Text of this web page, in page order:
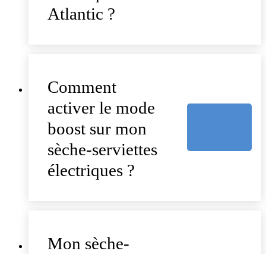
Atlantic ?
Comment
activer le mode
boost sur mon
sèche-serviettes
électriques ?
Mon sèche-